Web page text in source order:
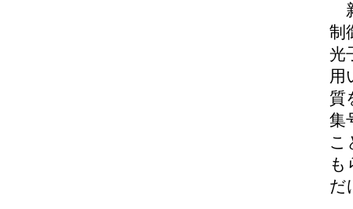
制
光
用
質
集
こ
も
だ